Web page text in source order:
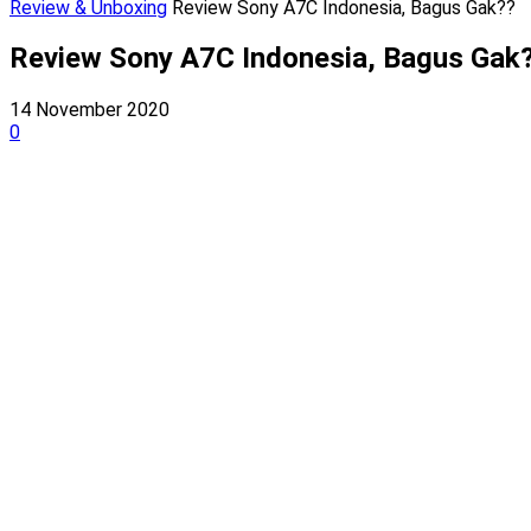
Review & Unboxing Review Sony A7C Indonesia, Bagus Gak??
Review Sony A7C Indonesia, Bagus
14 November 2020
0